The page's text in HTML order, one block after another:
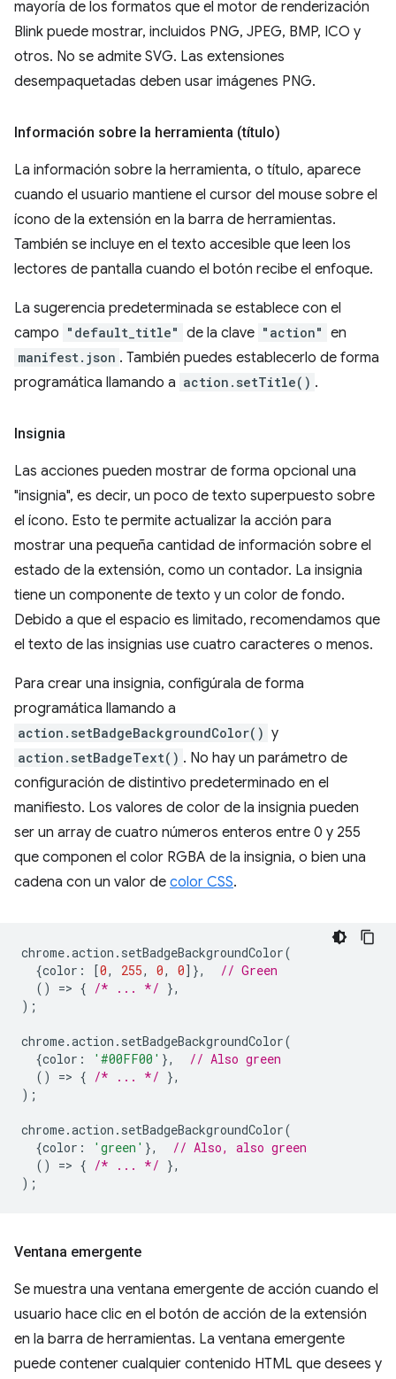
mayoría de los formatos que el motor de renderización
Blink puede mostrar, incluidos PNG, JPEG, BMP, ICO y
otros. No se admite SVG. Las extensiones
desempaquetadas deben usar imágenes PNG.
Información sobre la herramienta (título)
La información sobre la herramienta, o título, aparece
cuando el usuario mantiene el cursor del mouse sobre el
ícono de la extensión en la barra de herramientas.
También se incluye en el texto accesible que leen los
lectores de pantalla cuando el botón recibe el enfoque.
La sugerencia predeterminada se establece con el
campo "default_title" de la clave "action" en
manifest.json . También puedes establecerlo de forma
programática llamando a action.setTitle() .
Insignia
Las acciones pueden mostrar de forma opcional una
"insignia", es decir, un poco de texto superpuesto sobre
el ícono. Esto te permite actualizar la acción para
mostrar una pequeña cantidad de información sobre el
estado de la extensión, como un contador. La insignia
tiene un componente de texto y un color de fondo.
Debido a que el espacio es limitado, recomendamos que
el texto de las insignias use cuatro caracteres o menos.
Para crear una insignia, configúrala de forma
programática llamando a
action.setBadgeBackgroundColor() y
action.setBadgeText() . No hay un parámetro de
configuración de distintivo predeterminado en el
manifiesto. Los valores de color de la insignia pueden
ser un array de cuatro números enteros entre 0 y 255
que componen el color RGBA de la insignia, o bien una
cadena con un valor de color CSS.
chrome.action . setBadgeBackgroundColor(
{color : [0, 255, 0, 0]},
// Green
()
=> { /* ... */ },
);
chrome.action . setBadgeBackgroundColor(
{color : '#00FF00' },
// Also green
()
=> { /* ... */ },
);
chrome.action . setBadgeBackgroundColor(
{color : 'green' },
// Also, also green
()
=> { /* ... */ },
);
Ventana emergente
Se muestra una ventana emergente de acción cuando el
usuario hace clic en el botón de acción de la extensión
en la barra de herramientas. La ventana emergente
puede contener cualquier contenido HTML que desees y